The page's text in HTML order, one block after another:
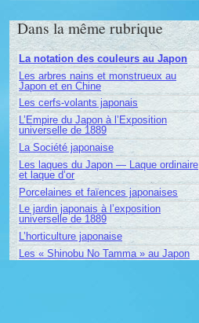
Dans la même rubrique
La notation des couleurs au Japon
Les arbres nains et monstrueux au
Japon et en Chine
Les cerfs-volants japonais
L’Empire du Japon à l’Exposition
universelle de 1889
La Société japonaise
Les laques du Japon — Laque ordinaire
et laque d’or
Porcelaines et faïences japonaises
Le jardin japonais à l’exposition
universelle de 1889
L’horticulture japonaise
Les « Shinobu No Tamma » au Japon